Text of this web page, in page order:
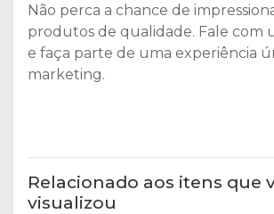
Não perca a chance de
produtos de qualidade. Fale com
e faça parte de uma experiência
marketing.
Relacionado aos itens que
visualizou